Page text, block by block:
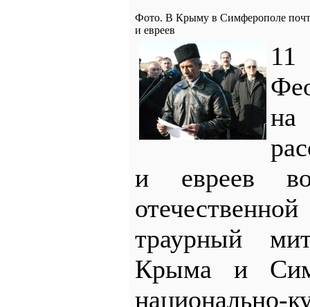
Фото. В Крыму в Симферополе
и евреев
11
на
и евреев
траурный
Крыма и
национально-